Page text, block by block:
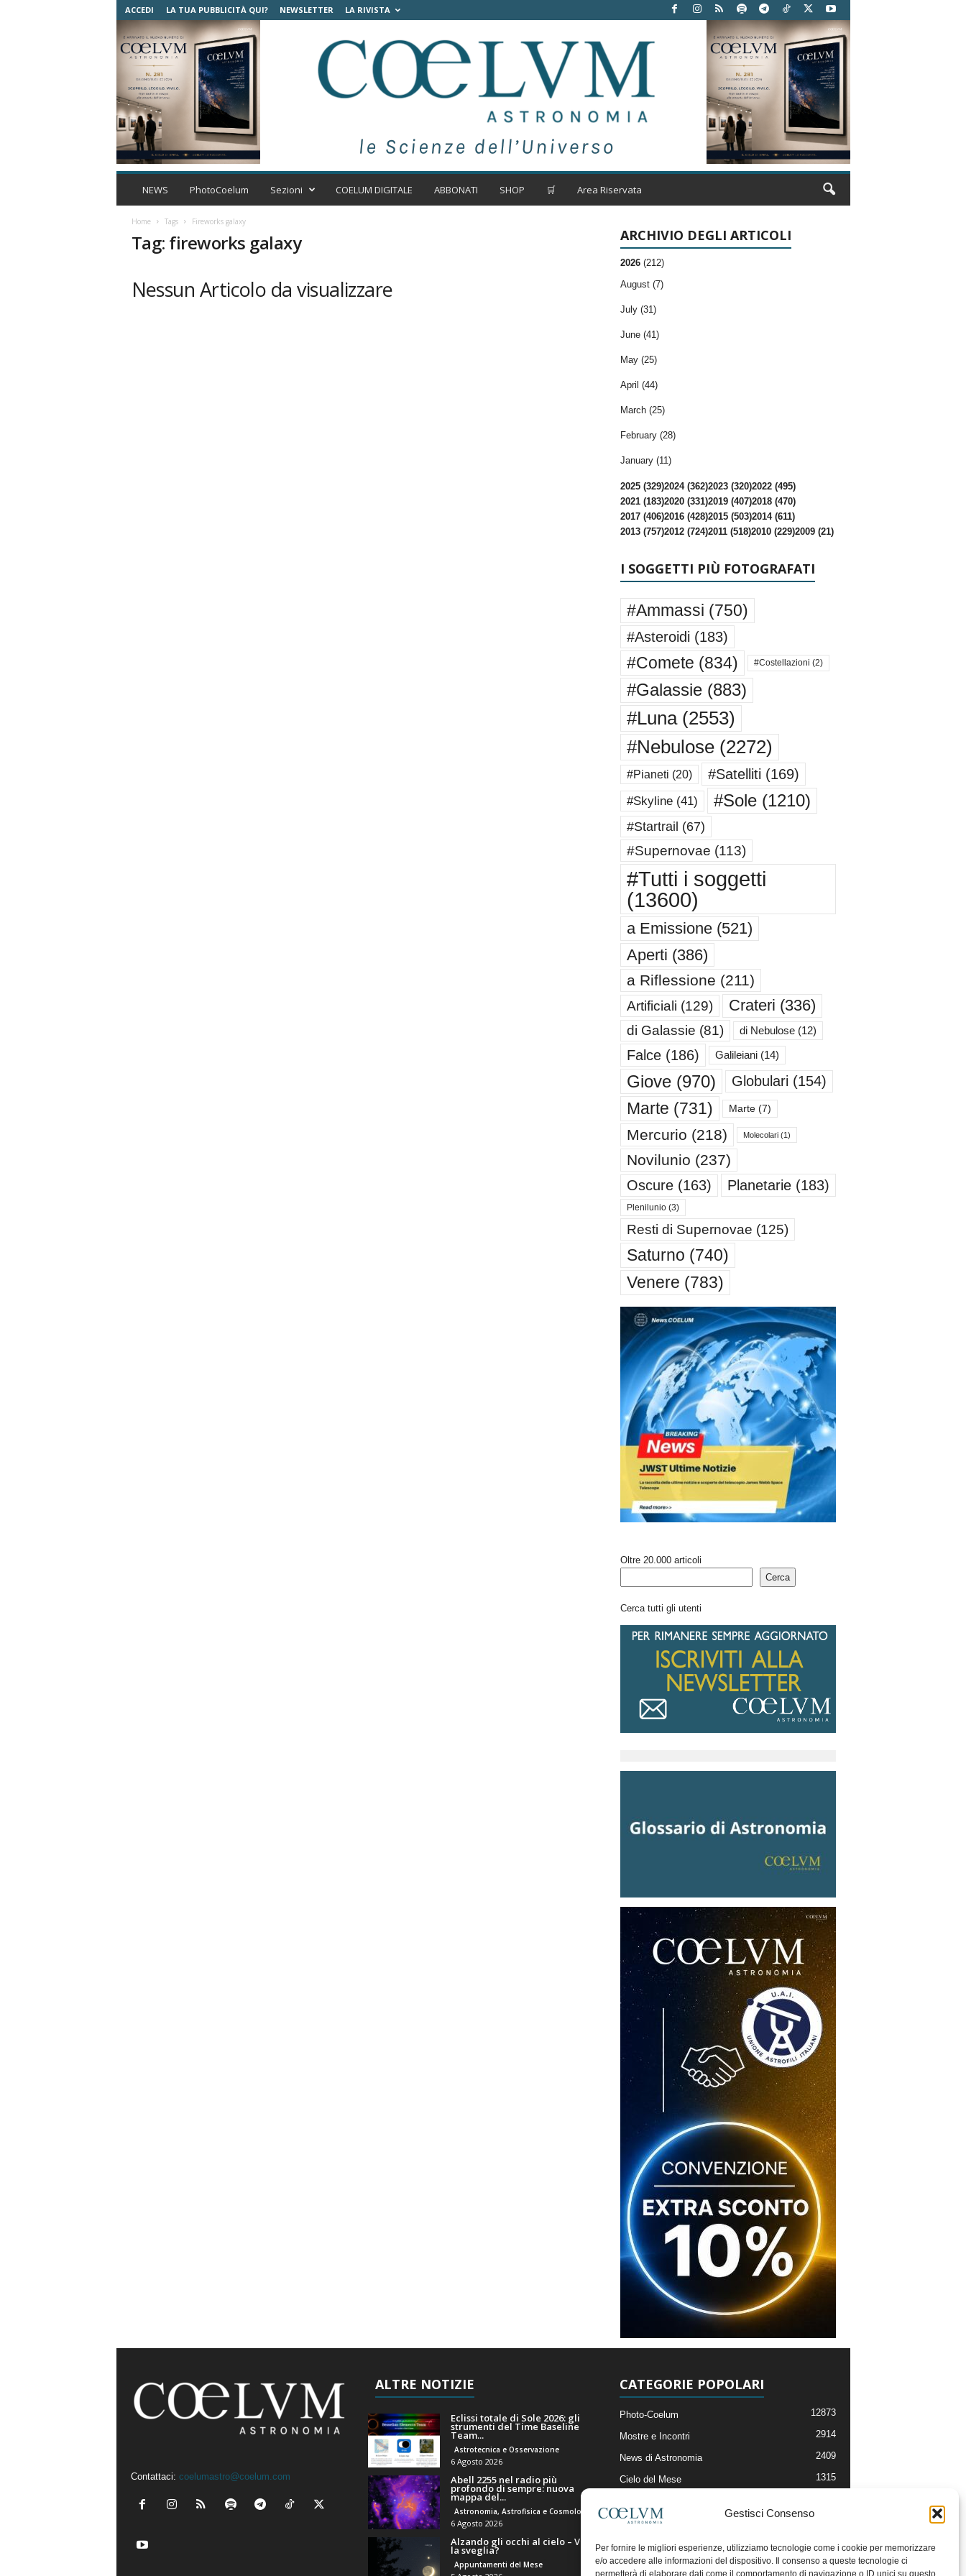
Gestisci Consenso
Per fornire le migliori esperienze, utilizziamo tecnologie come i cookie per memorizzare
e/o accedere alle informazioni del dispositivo. Il consenso a queste tecnologie ci
permetterà di elaborare dati come il comportamento di navigazione o ID unici su questo
ACCEDI LA TUA PUBBLICITÀ QUI? NEWSLETTER LA RIVISTA
C
m
t
NEWS PhotoCoelum Sezioni COELUM DIGITALE ABBONATI SHOP 🛒 Area Riservata
Home Tags Fireworks galaxy
Tag: fireworks galaxy
Nessun Articolo da visualizzare
ARCHIVIO DEGLI ARTICOLI
2026 (212)
August (7)
July (31)
June (41)
May (25)
April (44)
March (25)
February (28)
January (11)
2025 (329)2024 (362)2023 (320)2022 (495)
2021 (183)2020 (331)2019 (407)2018 (470)
2017 (406)2016 (428)2015 (503)2014 (611)
2013 (757)2012 (724)2011 (518)2010 (229)2009 (21)
I SOGGETTI PIÙ FOTOGRAFATI
#Ammassi (750)
#Asteroidi (183)
#Comete (834) #Costellazioni (2)
#Galassie(883)
#Luna(2553)
#Nebulose(2272)
#Pianeti (20) #Satelliti (169)
#Skyline(41) #Sole(1210)
#Startrail (67)
#Supernovae (113)
#Tutti i soggetti
(13600)
a Emissione(521)
Aperti (386)
a Riflessione (211)
Artificiali (129) Crateri (336)
di Galassie (81) di Nebulose(12)
Falce(186) Galileiani(14)
Giove(970) Globulari (154)
Marte (731) Marte(7)
Mercurio (218) Molecolari(1)
Novilunio (237)
Oscure(163) Planetarie(183)
Plenilunio(3)
Resti di Supernovae (125)
Saturno (740)
Venere (783)
Oltre 20.000 articoli
Cerca
Cerca tutti gli utenti
Contattaci: coelumastro@coelum.com
ALTRE NOTIZIE
Eclissi totale di Sole 2026: gli
strumenti del Time Baseline
Team...
Astrotecnica e Osservazione
6 Agosto 2026
Abell 2255 nel radio più
profondo di sempre: nuova
mappa del...
Astronomia, Astrofisica e Cosmologia
6 Agosto 2026
Alzando gli occhi al cielo – Vale
la sveglia?
Appuntamenti del Mese
CATEGORIE POPOLARI
Photo-Coelum 12873
Mostre e Incontri 2914
News di Astronomia 2409
Cielo del Mese 1315
Articoli e Risorse On-Line
Il Blog della Redazione